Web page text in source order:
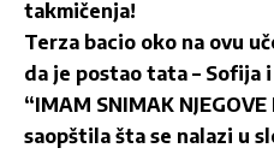
takmičenja!
Terza bacio oko na ovu
da je postao tata – Sofija
“IMAM SNIMAK
saopštila šta se nalazi u